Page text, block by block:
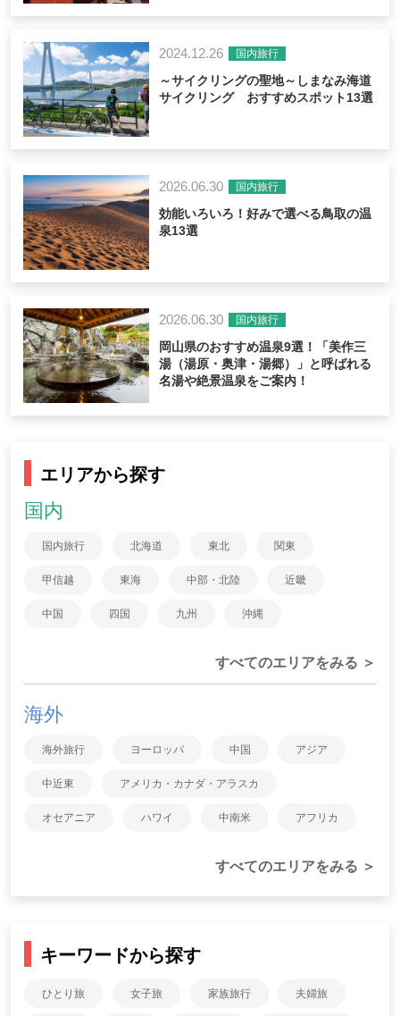
2024.12.26 国内旅行
～サイクリングの聖地～しまなみ海道
サイクリング おすすめスポット13選
2026.06.30 国内旅行
効能いろいろ！好みで選べる鳥取の温
泉13選
2026.06.30 国内旅行
岡山県のおすすめ温泉9選！「美作三
湯（湯原・奥津・湯郷）」と呼ばれる
名湯や絶景温泉をご案内！
エリアから探す
国内
国内旅行 北海道 東北 関東
甲信越 東海 中部・北陸 近畿
中国 四国 九州 沖縄
すべてのエリアをみる ＞
海外
海外旅行 ヨーロッパ 中国 アジア
中近東 アメリカ・カナダ・アラスカ
オセアニア ハワイ 中南米 アフリカ
すべてのエリアをみる ＞
キーワードから探す
ひとり旅 女子旅 家族旅行 夫婦旅